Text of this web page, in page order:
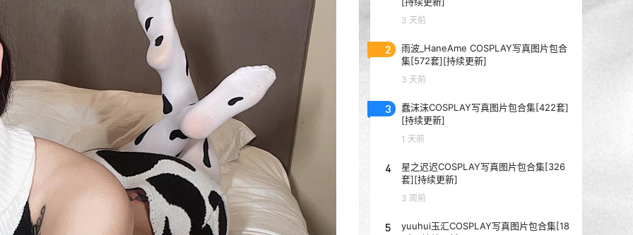
3 天前
2
雨波_HaneAme COSPLAY写真图片包合
集[572套][持续更新]
3 天前
3
蠢沫沫COSPLAY写真图片包合集[422套]
[持续更新]
1 天前
4
星之迟迟COSPLAY写真图片包合集[326
套][持续更新]
3 周前
5
yuuhui玉汇COSPLAY写真图片包合集[18